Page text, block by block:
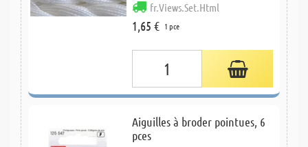
fr.Views.Set.Html
1,65 € 1 pce
Aiguilles à broder pointues, 6
pces